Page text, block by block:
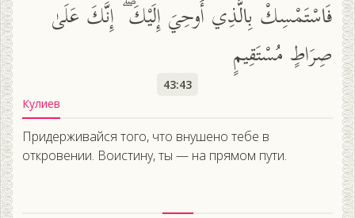
فَاسْتَمْسِكْ بِالَّذِي أُوحِيَ إِلَيْكَ ۖ إِنَّكَ عَلَىٰ
صِرَاطٍ مُسْتَقِيمٍ
43:43
Кулиев
Придерживайся того, что внушено тебе в
откровении. Воистину, ты — на прямом пути.